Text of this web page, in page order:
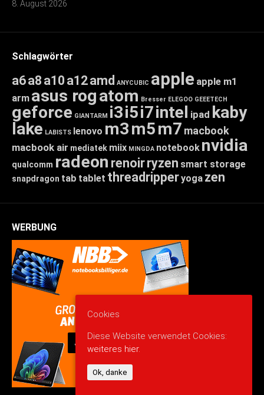
8. August 2026
Schlagwörter
a6a8 a10 a12amd ANYCUBIC apple apple m1
arm asus rogatom Bresser ELEGOO GEEETECH
geforce GIANTARM i3i5i7intel ipad kaby
lake LABISTS lenovo m3m5m7 macbook
macbook air mediatek miix MINGDA notebook nvidia
qualcomm radeon renoirryzen smart storage
snapdragon tab tablet threadripperyoga zen
WERBUNG
Cookies
Diese Website verwendet Cookies:
weiteres hier.
Ok, danke